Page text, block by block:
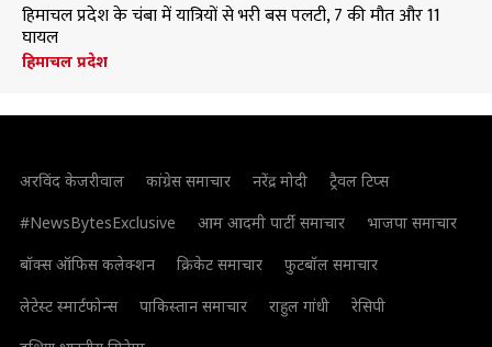
हिमाचल प्रदेश के चंबा में यात्रियों से भरी बस पलटी, 7 की मौत और 11
घायल
हिमाचल प्रदेश
अरविंद केजरीवाल कांग्रेस समाचार नरेंद्र मोदी
ट्रैवल टिप्स
#NewsBytesExclusive
आम आदमी पार्टी समाचार
भाजपा समाचार
बॉक्स ऑफिस कलेक्शन
क्रिकेट समाचार
फुटबॉल समाचार
लेटेस्ट स्मार्टफोन्स
पाकिस्तान समाचार राहुल गांधी
रेसिपी